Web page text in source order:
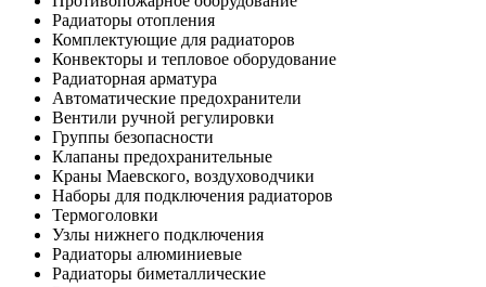
Радиаторы отопления
Комплектующие для радиаторов
Конвекторы и тепловое оборудование
Радиаторная арматура
Автоматические предохранители
Вентили ручной регулировки
Группы безопасности
Клапаны предохранительные
Краны Маевского, воздуховодчики
Наборы для подключения радиаторов
Термоголовки
Узлы нижнего подключения
Радиаторы алюминиевые
Радиаторы биметаллические